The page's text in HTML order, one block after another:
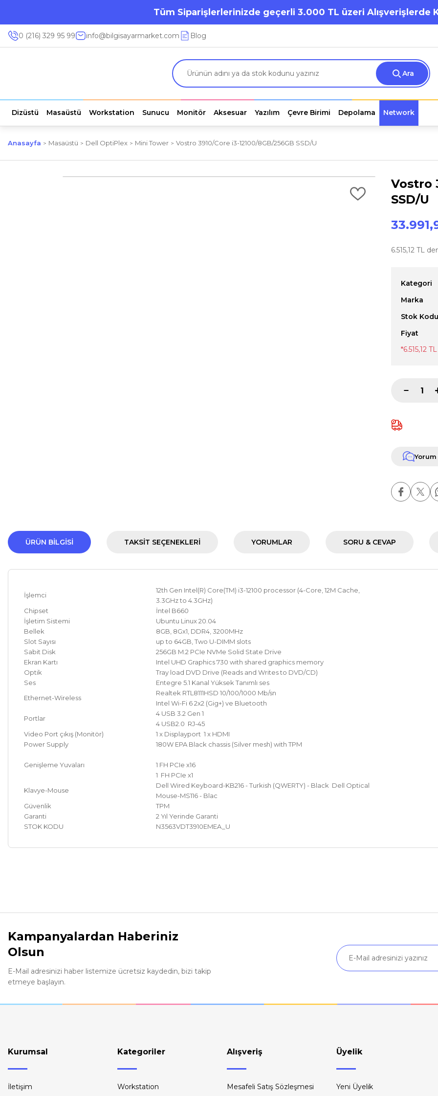
Tüm Siparişlerlerinizde geçerli 3.000 TL üzeri Alışverişlerde
0 (216) 329 95 99 info@bilgisayarmarket.com Blog
Ara
Dizüstü Masaüstü Workstation Sunucu Monitör Aksesuar Yazılım Çevre Birimi Depolama Network
Anasayfa Masaüstü Dell OptiPlex Mini Tower Vostro 3910/Core i3-12100/8GB/256GB SSD/U
Vostro
SSD/U
6.515,12 TL
Kategori
Marka
Stok Kodu
Fiyat
*6.515,12
Yorum
ÜRÜN BILGISI TAKSIT SEÇENEKLERI YORUMLAR SORU & CEVAP
İşlemci
12th Gen Intel(R) Core(TM) i3-12100 processor (4-Core, 12M Cache,
3.3GHz to 4.3GHz)
Chipset
İntel B660
İşletim Sistemi
Ubuntu Linux 20.04
Bellek
8GB, 8Gx1, DDR4, 3200MHz
Slot Sayısı
up to 64GB, Two U-DIMM slots
Sabit Disk
256GB M.2 PCIe NVMe Solid State Drive
Ekran Kartı
Intel UHD Graphics 730 with shared graphics memory
Optik
Tray load DVD Drive (Reads and Writes to DVD/CD)
Ses
Entegre 5.1 Kanal Yüksek Tanımlı ses
Ethernet-Wireless
Realtek RTL8111HSD 10/100/1000 Mb/sn
Intel Wi-Fi 6 2x2 (Gig+) ve Bluetooth
Portlar
4 USB 3.2 Gen 1
4 USB2.0 RJ-45
Video Port çıkış (Monitör)
1 x Displayport 1 x HDMI
Power Supply
180W EPA Black chassis (Silver mesh) with TPM
Genişleme Yuvaları
1 FH PCIe x16
1 FH PCIe x1
Klavye-Mouse
Dell Wired Keyboard-KB216 - Turkish (QWERTY) - Black Dell Optical
Mouse-MS116 - Blac
Güvenlik
TPM
Garanti
2 Yıl Yerinde Garanti
STOK KODU
N3563VDT3910EMEA_U
Yorum Yaz
Soru Sor
Ürün bilgilerinde hatalar bulunuyor.
Ürün fiyatı diğer sitelerden daha pahalı.
Kampanyalardan Haberiniz
Olsun
E-Mail adresinizi haber listemize ücretsiz kaydedin, bizi takip
etmeye başlayın.
Kurumsal
İletişim
Kategoriler
Workstation
Alışveriş
Mesafeli Satış Sözleşmesi
Üyelik
Yeni Üyelik